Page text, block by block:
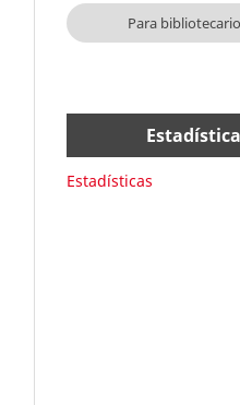
Para
Estadísticas